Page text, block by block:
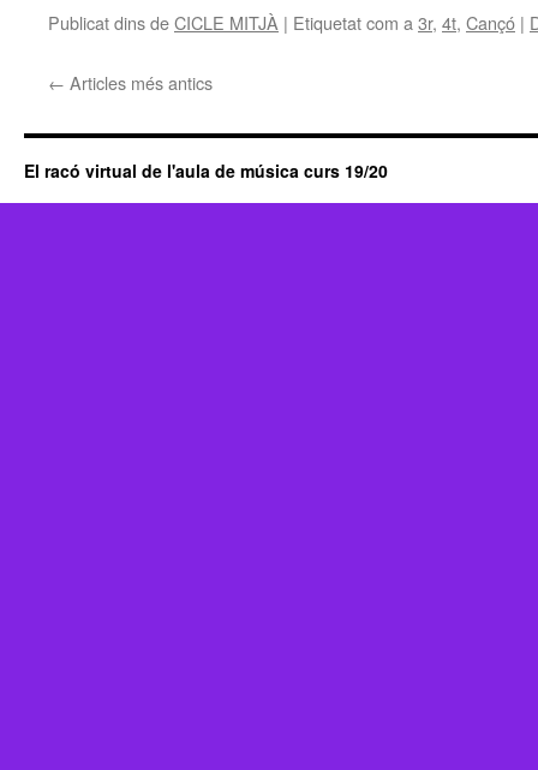
Publicat dins deCICLE MITJÀ | Etiquetat com a 3r, 4t, Cançó |
← Articles més antics
El racó virtual de l'aula de música curs 19/20